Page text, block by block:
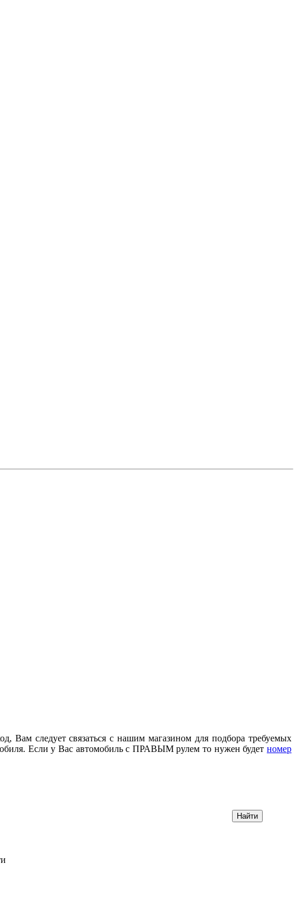
Вам следует связаться с нашим магазином для подбора требуемых
Если у Вас автомобиль с ПРАВЫМ рулем то нужен будетномер